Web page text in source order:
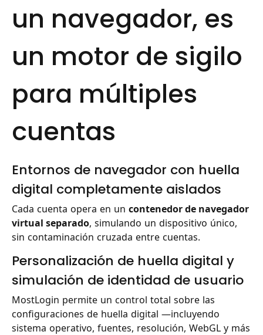
un navegador, es
un motor de sigilo
para múltiples
cuentas
Entornos de navegador con huella
digital completamente aislados
Cada cuenta opera en un contenedor de navegador
virtual separado, simulando un dispositivo único,
sin contaminación cruzada entre cuentas.
Personalización de huella digital y
simulación de identidad de usuario
MostLogin permite un control total sobre las
configuraciones de huella digital —incluyendo
sistema operativo, fuentes, resolución, WebGL y más